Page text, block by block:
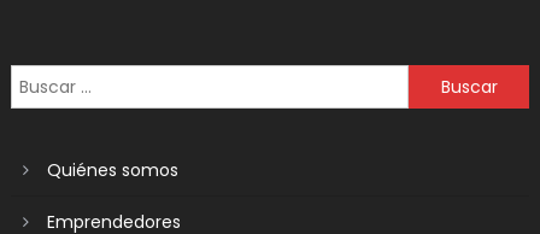
Quiénes somos
Emprendedores